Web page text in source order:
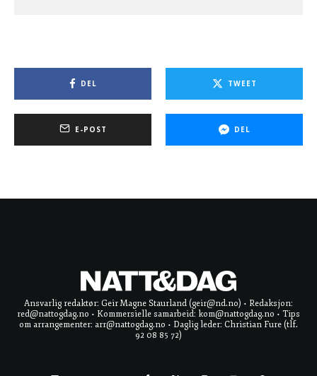
DEL TWEET
E-POST DEL
Ansvarlig redaktør: Geir Magne Staurland (geir@nd.no) • Redaksjon:
red@nattogdag.no • Kommersielle samarbeid: kom@nattogdag.no • Tips
om arrangementer: arr@nattogdag.no • Daglig leder: Christian Fure (tlf.
92 08 85 72)